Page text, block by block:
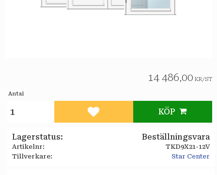
14 486,00 KR/ST
Antal
KÖP
Lägg till i favoriter
Lagerstatus Beställningsvara
Artikelnr
TKD9X21-12V
Tillverkare
Star Center